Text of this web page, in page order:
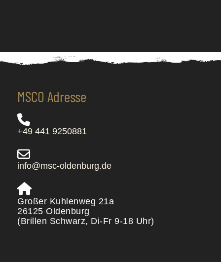
MSCO Adresse
+49 441 9250881
info@msc-oldenburg.de
Großer Kuhlenweg 21a
26125 Oldenburg
(Brillen Schwarz, Di-Fr 9-18 Uhr)